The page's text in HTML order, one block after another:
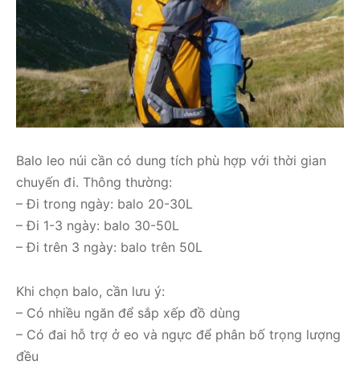
Balo leo núi cần có dung tích phù hợp với thời gian
chuyến đi. Thông thường:
– Đi trong ngày: balo 20-30L
– Đi 1-3 ngày: balo 30-50L
– Đi trên 3 ngày: balo trên 50L
Khi chọn balo, cần lưu ý:
– Có nhiều ngăn để sắp xếp đồ dùng
– Có đai hỗ trợ ở eo và ngực để phân bố trọng lượng
đều